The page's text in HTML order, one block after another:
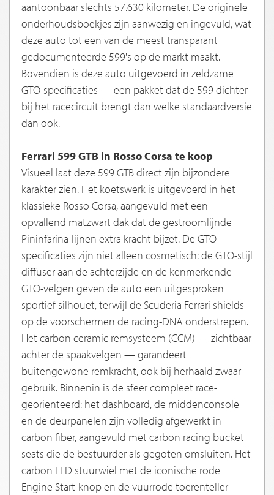
aantoonbaar slechts 57.630 kilometer. De originele
onderhoudsboekjes zijn aanwezig en ingevuld, wat
deze auto tot een van de meest transparant
gedocumenteerde 599's op de markt maakt.
Bovendien is deze auto uitgevoerd in zeldzame
GTO-specificaties — een pakket dat de 599 dichter
bij het racecircuit brengt dan welke standaardversie
dan ook.
Ferrari 599 GTB in Rosso Corsa te koop
Visueel laat deze 599 GTB direct zijn bijzondere
karakter zien. Het koetswerk is uitgevoerd in het
klassieke Rosso Corsa, aangevuld met een
opvallend matzwart dak dat de gestroomlijnde
Pininfarina-lijnen extra kracht bijzet. De GTO-
specificaties zijn niet alleen cosmetisch: de GTO-stijl
diffuser aan de achterzijde en de kenmerkende
GTO-velgen geven de auto een uitgesproken
sportief silhouet, terwijl de Scuderia Ferrari shields
op de voorschermen de racing-DNA onderstrepen.
Het carbon ceramic remsysteem (CCM) — zichtbaar
achter de spaakvelgen — garandeert
buitengewone remkracht, ook bij herhaald zwaar
gebruik. Binnenin is de sfeer compleet race-
georiënteerd: het dashboard, de middenconsole
en de deurpanelen zijn volledig afgewerkt in
carbon fiber, aangevuld met carbon racing bucket
seats die de bestuurder als gegoten omsluiten. Het
carbon LED stuurwiel met de iconische rode
Engine Start-knop en de vuurrode toerenteller